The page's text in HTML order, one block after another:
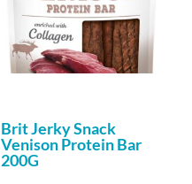
Brit Jerky Snack
Venison Protein Bar
200G